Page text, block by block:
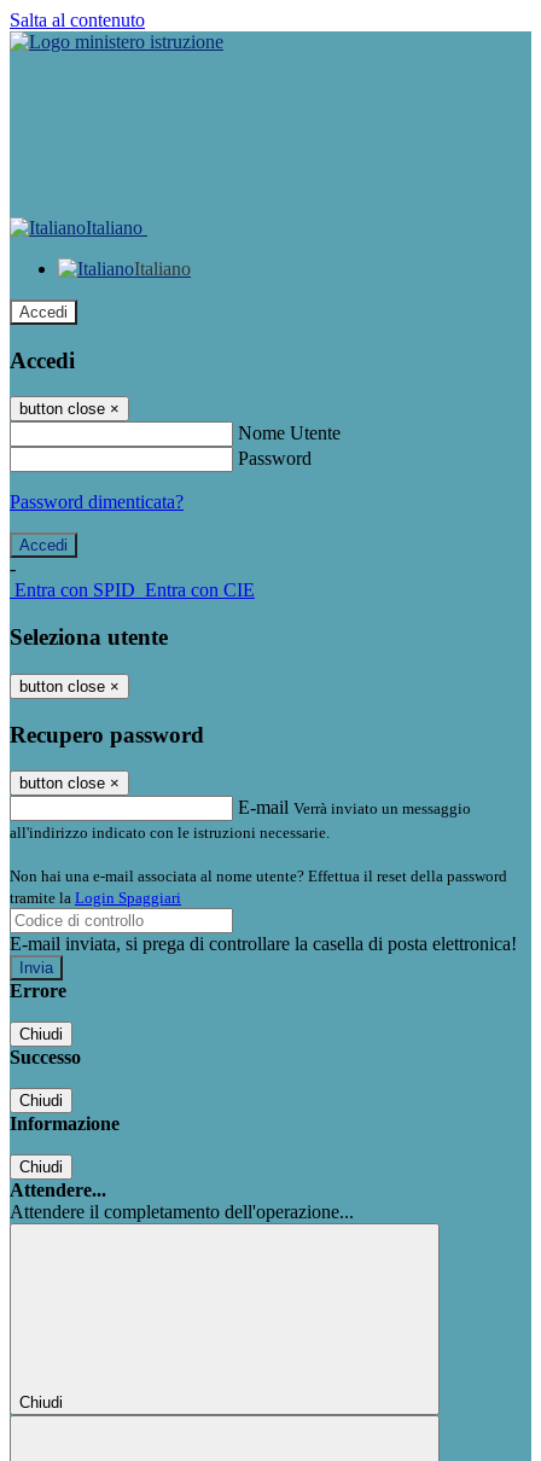
Salta al contenuto
Italiano
Italiano
Accedi
Accedi
button close ×
Nome Utente
Password
Password dimenticata?
-
Entra con SPID Entra con CIE
Seleziona utente
button close ×
Recupero password
button close ×
E-mail Verrà inviato un messaggio
all'indirizzo indicato con le istruzioni necessarie.
Non hai una e-mail associata al nome utente? Effettua il reset della password
tramite la Login Spaggiari
E-mail inviata, si prega di controllare la casella di posta elettronica!
Errore
Chiudi
Successo
Chiudi
Informazione
Chiudi
Attendere...
Attendere il completamento dell'operazione...
Chiudi